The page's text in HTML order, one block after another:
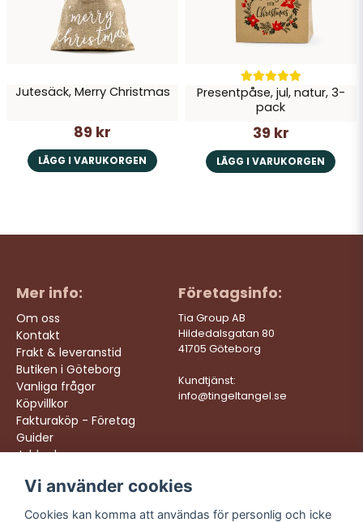
Jutesäck, Merry Christmas
89 kr
LÄGG I VARUKORGEN
Presentpåse, jul, natur, 3-
pack
39 kr
LÄGG I VARUKORGEN
Mer info:
Om oss
Kontakt
Frakt & leveranstid
Butiken i Göteborg
Vanliga frågor
Köpvillkor
Fakturaköp - Företag
Guider
Jobba hos oss
Företagsinfo:
Tia Group AB
Hildedalsgatan 80
41705 Göteborg
Kundtjänst:
info@tingeltangel.se
Följ oss:
Instagram
Vi levererar:
Snabba leveranser
Vi använder cookies
Cookies kan komma att användas för personlig och icke